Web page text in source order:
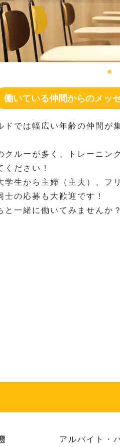
働いている仲間からのメッ
ドでは幅広い年齢の仲間が
クルーが多く、トレーニン
ください！
学生から主婦（主夫）、フ
士の応募も大歓迎です！
と一緒に働いてみませんか
アルバイト・